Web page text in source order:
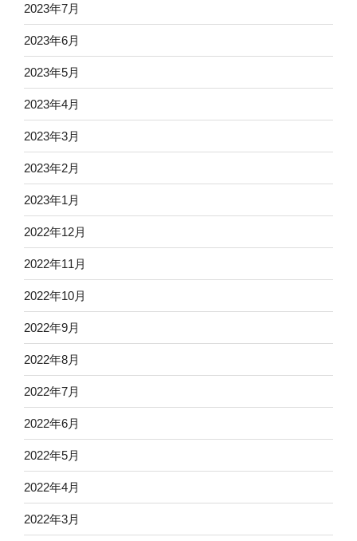
2023年7月
2023年6月
2023年5月
2023年4月
2023年3月
2023年2月
2023年1月
2022年12月
2022年11月
2022年10月
2022年9月
2022年8月
2022年7月
2022年6月
2022年5月
2022年4月
2022年3月